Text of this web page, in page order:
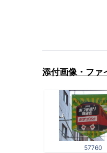
添付画像・ファ
57760